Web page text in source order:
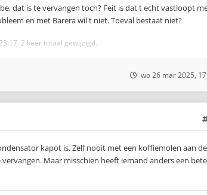
dat is te vervangen toch? Feit is dat t echt vastloopt
en met Barera wil t niet. Toeval bestaat niet?
2 keer totaal gewijzigd.
wo 26 mar 2025,
kapot is. Zelf nooit met een koffiemolen aan de
Maar misschien heeft iemand anders een